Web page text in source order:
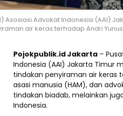
Asosiasi Advokat Indonesia (AAI)
air keras terhadap Andri
Pojokpublik.id Jakarta –
Indonesia (AAI) Jakarta Timur
tindakan penyiraman air keras
asasi manusia (HAM), dan
tindakan biadab, melainkan
Indonesia.